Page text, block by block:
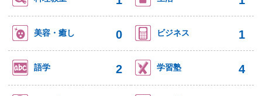
美容・癒し 0 ビジネス 1
語学 2 学習塾 4